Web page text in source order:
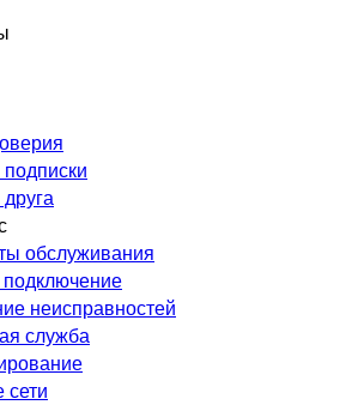
обслуживания
неисправностей
служба